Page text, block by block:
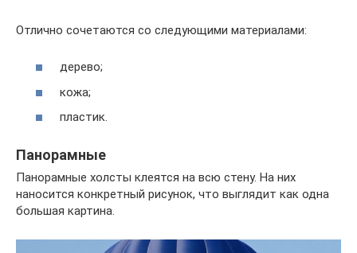
Отлично сочетаются со следующими материалами:
дерево;
кожа;
пластик.
Панорамные
Панорамные холсты клеятся на всю стену. На них
наносится конкретный рисунок, что выглядит как одна
большая картина.